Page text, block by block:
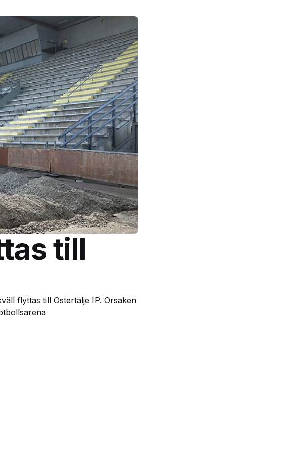
till
flyttas till Östertälje IP. Orsaken